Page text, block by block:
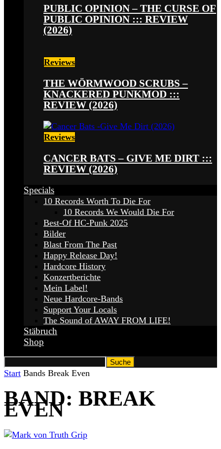
PUBLIC OPINION – THE CURSE OF
PUBLIC OPINION ::: REVIEW
(2026)
Reviews
THE WÖRMWOOD SCRUBS –
KNACKERED PUNKMOD :::
REVIEW (2026)
Reviews
CANCER BATS – GIVE ME DIRT :::
REVIEW (2026)
Specials
10 Records Worth To Die For
10 Records We Would Die For
Best-Of HC-Punk 2025
Bilder
Blast From The Past
Happy Release Day!
Hardcore History
Konzertberichte
Mein Label!
Neue Hardcore-Bands
Support Your Locals
The Sound of AWAY FROM LIFE!
Stäbruch
Shop
Start Bands Break Even
BAND: BREAK
EVEN